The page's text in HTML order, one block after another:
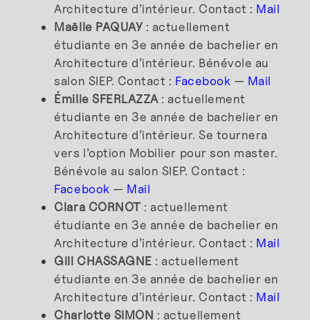
Architecture d’intérieur. Contact : Mail
Maëlle PAQUAY : actuellement
étudiante en 3e année de bachelier en
Architecture d’intérieur. Bénévole au
salon SIEP. Contact : Facebook — Mail
Émilie SFERLAZZA : actuellement
étudiante en 3e année de bachelier en
Architecture d’intérieur. Se tournera
vers l’option Mobilier pour son master.
Bénévole au salon SIEP. Contact :
Facebook — Mail
Clara CORNOT: actuellement
étudiante en 3e année de bachelier en
Architecture d’intérieur. Contact : Mail
Gill CHASSAGNE : actuellement
étudiante en 3e année de bachelier en
Architecture d’intérieur. Contact : Mail
Charlotte SIMON : actuellement